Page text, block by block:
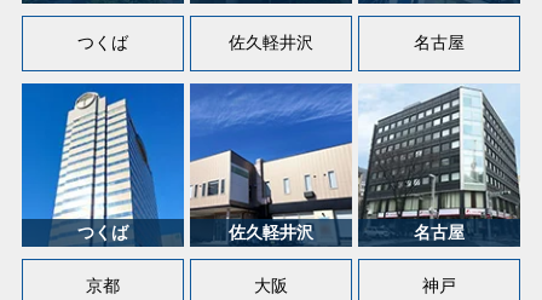
つくば 佐久軽井沢 名古屋
京都 大阪 神戸